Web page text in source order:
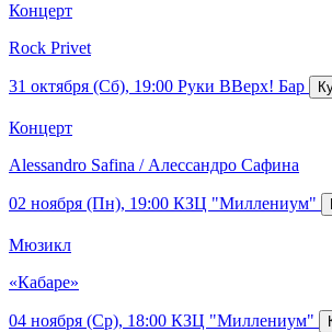
Концерт
Rock Privet
31 октября (Сб), 19:00 Руки ВВерх! Бар
Концерт
Alessandro Safina / Алессандро Сафина
02 ноября (Пн), 19:00 КЗЦ "Миллениум"
Мюзикл
«Кабаре»
04 ноября (Ср), 18:00 КЗЦ "Миллениум"